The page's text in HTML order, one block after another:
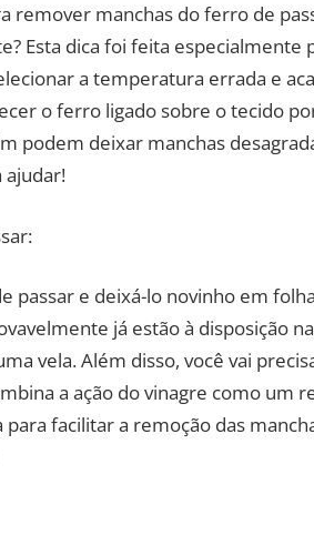
remover manchas do ferro de
Esta dica foi feita especialmente
a temperatura errada e
o ferro ligado sobre o tecido
podem deixar manchas
ajudar!
passar e deixá-lo novinho em
já estão à disposição
vela. Além disso, você vai
a ação do vinagre como um
facilitar a remoção das